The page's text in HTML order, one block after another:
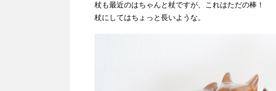
杖も最近のはちゃんと杖ですが、これはただの棒！
杖にしてはちょっと長いような。